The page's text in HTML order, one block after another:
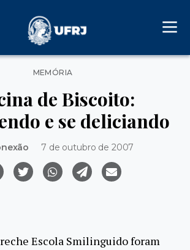
Categorias
MEMÓRIA
de Biscoito:
e se deliciando
7 de outubro de 2007
Escola Smilinguido foram